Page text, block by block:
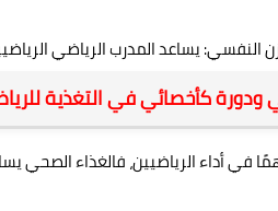
النفسي: يساعد المدرب الرياضي
ودورة كأخصائي في التغذية
في أداء الرياضيين، فالغذاء